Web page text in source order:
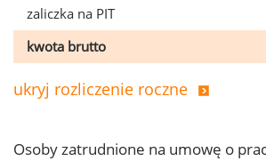
zaliczka na PIT
kwota brutto
ukryj rozliczenie roczne
Osoby zatrudnione na umowę o